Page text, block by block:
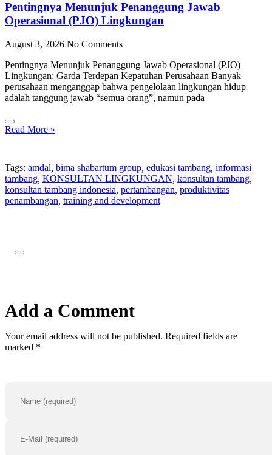
Pentingnya Menunjuk Penanggung Jawab
Operasional (PJO) Lingkungan
August 3, 2026 No Comments
Pentingnya Menunjuk Penanggung Jawab Operasional (PJO)
Lingkungan: Garda Terdepan Kepatuhan Perusahaan Banyak
perusahaan menganggap bahwa pengelolaan lingkungan hidup
adalah tanggung jawab “semua orang”, namun pada
Read More »
Tags: amdal bima shabartum group edukasi tambang informasi
tambang KONSULTAN LINGKUNGAN konsultan tambang
konsultan tambang indonesia pertambangan produktivitas
penambangan training and development
Add a Comment
Your email address will not be published. Required fields are
marked *